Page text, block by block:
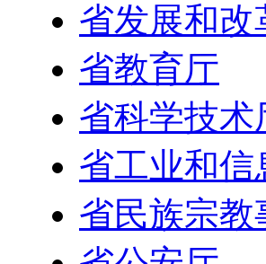
省发展和改
省教育厅
省科学技术
省工业和信
省民族宗教